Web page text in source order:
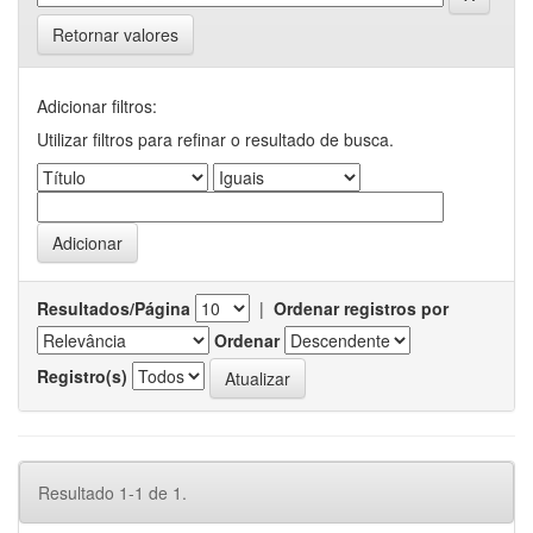
Retornar valores
Adicionar filtros:
Utilizar filtros para refinar o resultado de busca.
Resultados/Página | Ordenar registros por
Ordenar
Registro(s)
Resultado 1-1 de 1.